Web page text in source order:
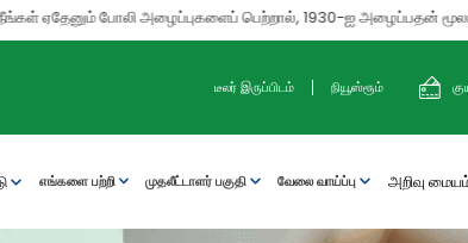
போலி அழைப்புகளைப் பெற்றால், 1930-ஐ அழைப்பதன் மூலம்
டீலர் இருப்பிடம் நியூஸ்ரூம்
எங்களை பற்றி முதலீட்டாளர் பகுதி வேலை வாய்ப்பு அறிவு